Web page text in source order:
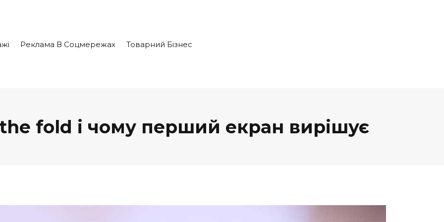
Реклама В Соцмережах Товарний Бізнес
fold і чому перший екран вирішує